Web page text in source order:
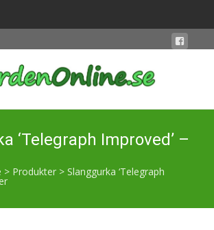
‘Telegraph Improved’ –
> Produkter > Slanggurka ‘Telegraph